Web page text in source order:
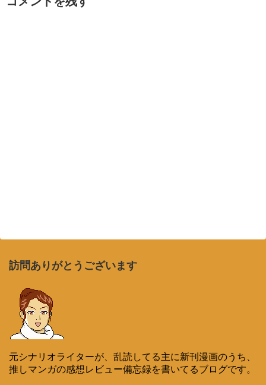
訪問ありがとうございます
元シナリオライターが、乱読してる主に新刊漫画のうち、
推しマンガの感想レビュー備忘録を書いてるブログです。